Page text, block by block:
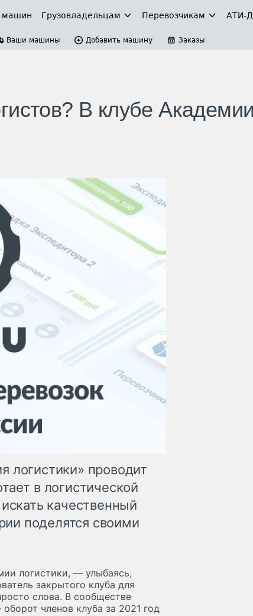
машин Грузовладельцам Перевозчикам АТИ-
Ваши машины Добавить машину Заказы
В клубе Академии
логистики» проводит
в логистической
качественный
поделятся своими
логистики, — улыбаясь,
закрытого клуба для
слова. В сообществе
членов клуба за 2021 год